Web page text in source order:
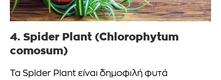
4. Spider Plant (Chlorophytum
comosum)
Τα Spider Plant είναι δημοφιλή φυτά